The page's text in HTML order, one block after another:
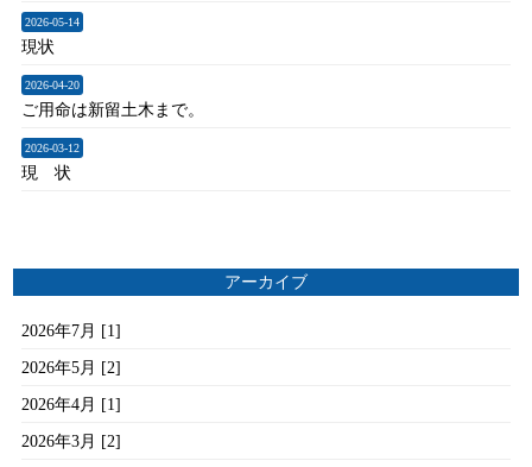
2026-05-14
現状
2026-04-20
ご用命は新留土木まで。
2026-03-12
現 状
アーカイブ
2026年7月 [1]
2026年5月 [2]
2026年4月 [1]
2026年3月 [2]